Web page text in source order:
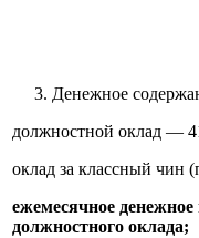
3. Денежное
должностной оклад —
оклад за классный чин
ежемесячное
должностного оклада;